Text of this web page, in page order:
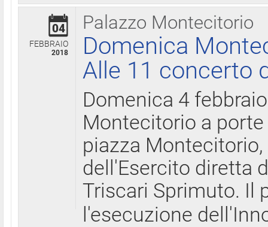
Palazzo Montecitorio
04
FEBBRAIO
2018
Domenica
Alle 11 concerto
Domenica 4
Montecitorio a
piazza
dell'Esercito diretta
Triscari Sprimuto. Il
l'esecuzione